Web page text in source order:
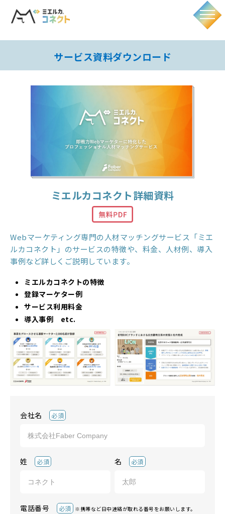
サービス資料ダウンロード
ミエルカコネクト詳細資料
Webマーケティング専門の人材マッチングサービス「ミエ
ルカコネクト」のサービスの特徴や、料金、人材例、導入
事例など詳しくご説明しています。
ミエルカコネクトの特徴
登録マーケター例
サービス利用料金
導入事例 etc.
会社名 必須
姓 必須 名 必須
電話番号 必須 ※携帯など日中連絡が取れる番号をお願いします。